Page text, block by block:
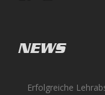
NEWS
Erfolgreiche